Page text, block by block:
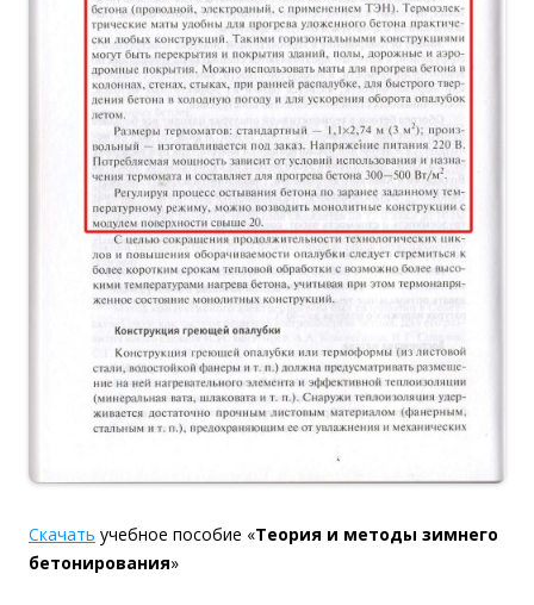
Скачать учебное пособие «Теория и методы зимнего
бетонирования»